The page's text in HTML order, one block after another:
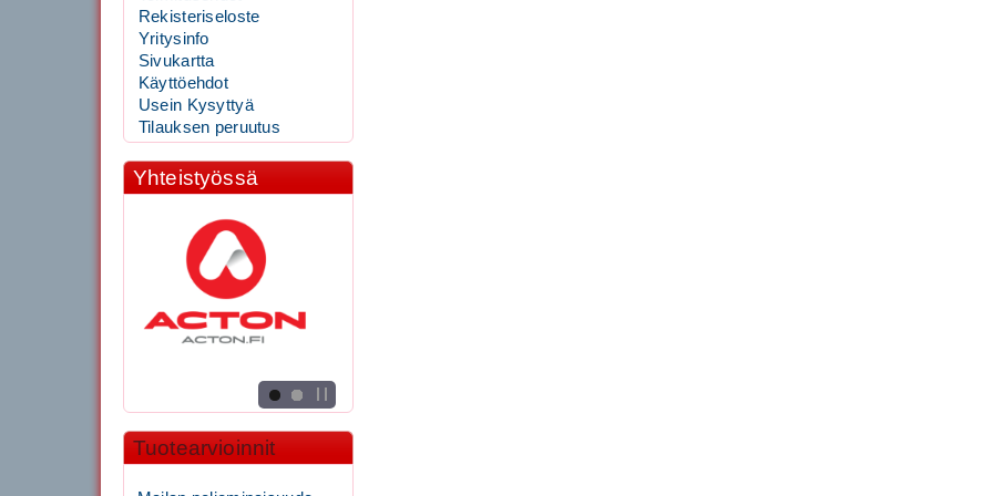
Rekisteriseloste
Yritysinfo
Sivukartta
Käyttöehdot
Usein Kysyttyä
Tilauksen peruutus
Yhteistyössä
Tuotearvioinnit